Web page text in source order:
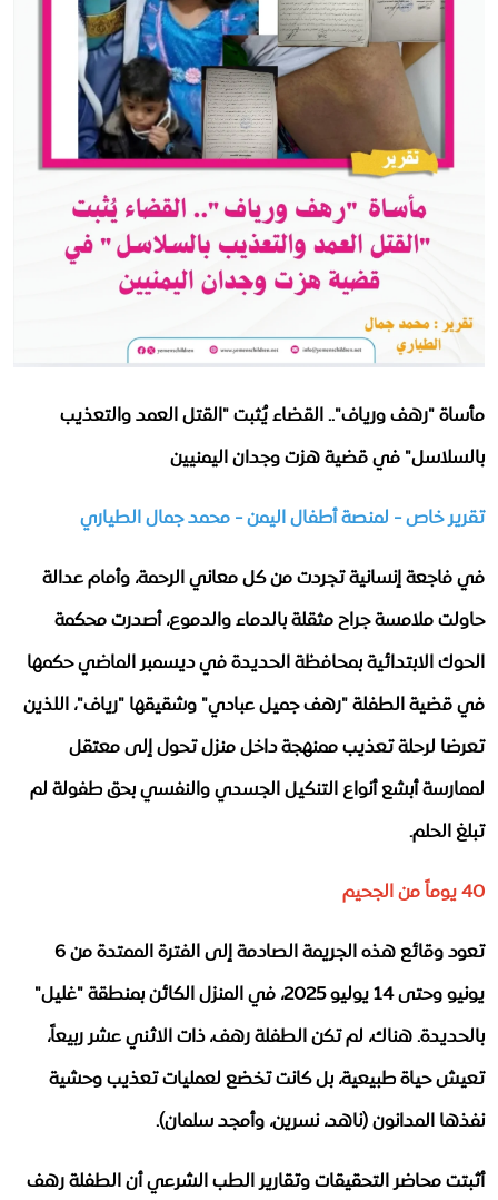
وزير الصحة يدشن مشروعاً لبناء قدرات 3 آلاف كادر صحي في مجال صحة الأم والطفل بدعم فرنسي
وفاة أم وطفليها وإصابة الأب إثر انفجار بطارية طاقة شمسية في تعز
ارتفاع وفيات الحصبة بين أطفال اليمن إلى 87 حالة خلال النصف الأول من 2026
اختتام الدورة التدريبية حول إدارة الحالات ومبادئ حماية الطفل بالضالع
أكثر 7 تهديدات رقمية للأطفال
كيف تحمي طفلك في 5 خطوات؟
ماذا يفعل طفلك على الإنترنت؟
طفلة في عامها الأول بين مصابي قصف حوثي استهدف مخيماً للنازحين في مأرب
استقصاء
ملفات خاصة
الموارد
ملتيميديا
كتابات وحوارات
حوارات
مجتمعنا
Arabic
مأساة "رهف ورياف".. القضاء يُثبت "القتل العمد والتعذيب
بالسلاسل" في قضية هزت وجدان اليمنيين
تقرير ​خاص - لمنصة أطفال اليمن - محمد جمال الطياري
​في فاجعة إنسانية تجردت من كل معاني الرحمة، وأمام عدالة
حاولت ملامسة جراح مثقلة بالدماء والدموع، أصدرت محكمة
الحوك الابتدائية بمحافظة الحديدة في ديسمبر الماضي حكمها
في قضية الطفلة "رهف جميل عبادي" وشقيقها "رياف"، اللذين
تعرضا لرحلة تعذيب ممنهجة داخل منزل تحول إلى معتقل
لممارسة أبشع أنواع التنكيل الجسدي والنفسي بحق طفولة لم
تبلغ الحلم.
40 يوماً من الجحيم
​تعود وقائع هذه الجريمة الصادمة إلى الفترة الممتدة من 6
يونيو وحتى 14 يوليو 2025، في المنزل الكائن بمنطقة "غليل"
بالحديدة. هناك، لم تكن الطفلة رهف، ذات الاثني عشر ربيعاً،
تعيش حياة طبيعية، بل كانت تخضع لعمليات تعذيب وحشية
نفذها المدانون (ناهد، نسرين، وأمجد سلمان).
​أثبتت محاضر التحقيقات وتقارير الطب الشرعي أن الطفلة رهف